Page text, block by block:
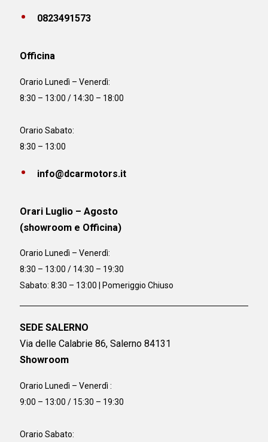
0823491573
Officina
Orario Lunedì – Venerdì:
8:30 – 13:00 / 14:30 – 18:00
Orario Sabato:
8:30 – 13:00
info@dcarmotors.it
Orari Luglio – Agosto
(showroom e Officina)
Orario Lunedì – Venerdì:
8:30 – 13:00 / 14:30 – 19:30
Sabato: 8:30 – 13:00 | Pomeriggio Chiuso
SEDE SALERNO
Via delle Calabrie 86, Salerno 84131
Showroom
Orario Lunedì – Venerdì :
9:00 – 13:00 / 15:30 – 19:30
Orario Sabato: